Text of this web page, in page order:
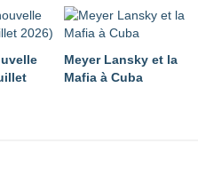
Meyer Lansky et la
Mafia à Cuba